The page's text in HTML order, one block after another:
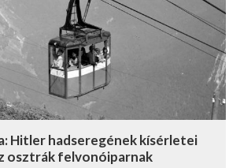
Hitler hadseregének kísérletei
osztrák felvonóiparnak